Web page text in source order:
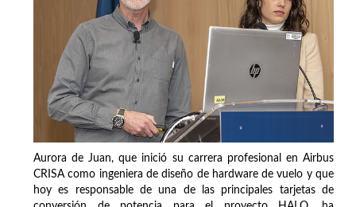
Aurora de Juan, que inició su carrera profesional en Airbus
CRISA como ingeniera de diseño de hardware de vuelo y que
hoy es responsable de una de las principales tarjetas de